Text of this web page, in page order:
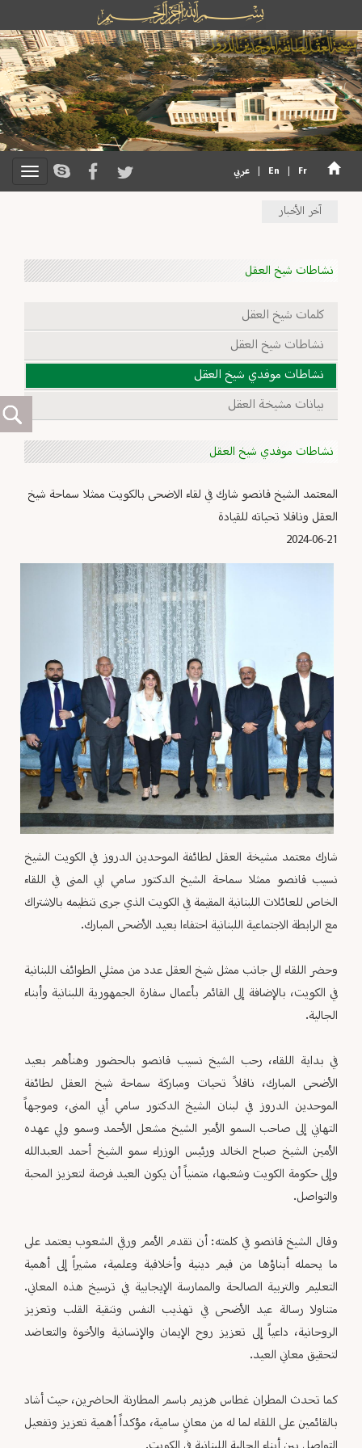
En Fr عربي
آخر الأخبار
نشاطات شيخ العقل
كلمات شيخ العقل
نشاطات شيخ العقل
نشاطات موفدي شيخ العقل
بيانات مشيخة العقل
نشاطات موفدي شيخ العقل
المعتمد الشيخ قانصو شارك في لقاء الاضحى بالكويت ممثلا سماحة شيخ
العقل وناقلا تحياته للقيادة
2024-06-21
شارك معتمد مشيخة العقل لطائفة الموحدين الدروز في الكويت الشيخ
نسيب قانصو ممثلا سماحة الشيخ الدكتور سامي ابي المنى في اللقاء
الخاص للعائلات اللبنانية المقيمة في الكويت الذي جرى تنظيمه بالاشتراك
مع الرابطة الاجتماعية اللبنانية احتفاءا بعيد الأضحى المبارك.
وحضر اللقاء الى جانب ممثل شيخ العقل عدد من ممثلي الطوائف اللبنانية
في الكويت، بالإضافة إلى القائم بأعمال سفارة الجمهورية اللبنانية وأبناء
الجالية.
في بداية اللقاء، رحب الشيخ نسيب قانصو بالحضور وهنأهم بعيد
الأضحى المبارك، ناقلاً تحيات ومباركة سماحة شيخ العقل لطائفة
الموحدين الدروز في لبنان الشيخ الدكتور سامي أبي المنى، وموجهاً
التهاني إلى صاحب السمو الأمير الشيخ مشعل الأحمد وسمو ولي عهده
الأمين الشيخ صباح الخالد ورئيس الوزراء سمو الشيخ أحمد العبدالله
وإلى حكومة الكويت وشعبها، متمنياً أن يكون العيد فرصة لتعزيز المحبة
والتواصل.
وقال الشيخ قانصو في كلمته: أن تقدم الأمم ورقي الشعوب يعتمد على
ما يحمله أبناؤها من قيم دينية وأخلاقية وعلمية، مشيراً إلى أهمية
التعليم والتربية الصالحة والممارسة الإيجابية في ترسيخ هذه المعاني.
متناولا رسالة عيد الأضحى في تهذيب النفس وتنقية القلب وتعزيز
الروحانية، داعياً إلى تعزيز روح الإيمان والإنسانية والأخوة والتعاضد
لتحقيق معاني العيد.
كما تحدث المطران غطاس هزيم باسم المطارنة الحاضرين، حيث أشاد
بالقائمين على اللقاء لما له من معانٍ سامية، مؤكداً أهمية تعزيز وتفعيل